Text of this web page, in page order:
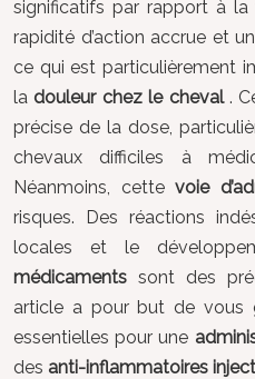
significatifs par rapport à
rapidité d’action accrue et
ce qui est particulièrement
la douleur chez le cheval.
précise de la dose,
chevaux difficiles à
Néanmoins, cette voie
risques. Des réactions
locales et le
médicaments sont des
article a pour but de vous
essentielles pour une
des anti-inflammatoires